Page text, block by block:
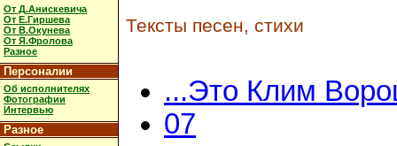
От Д.Анискевича
От Е.Гиршева
От В.Окунева
От Я.Фролова
Разное
Персоналии
Об исполнителях
Фотографии
Интервью
Разное
Тексты песен, стихи
...Это Клим
07